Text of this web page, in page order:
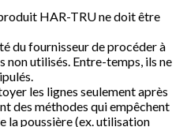
HAR-TRU ne doit être
du fournisseur de procéder à
non utilisés. Entre-temps, ils ne
les lignes seulement après
des méthodes qui empêchent
la poussière (ex. utilisation